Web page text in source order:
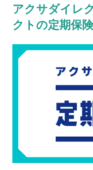
アクサダイレ
クトの定期保